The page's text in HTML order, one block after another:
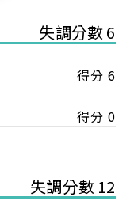
失調分數 6
得分 6
得分 0
失調分數 12